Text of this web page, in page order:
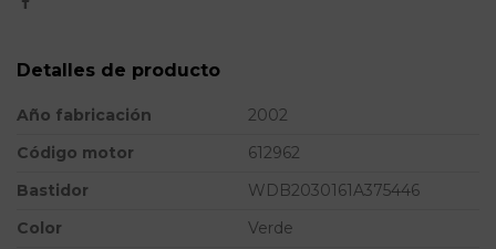
Detalles de producto
Año fabricación
2002
Código motor
612962
Bastidor
WDB2030161A375446
Color
Verde